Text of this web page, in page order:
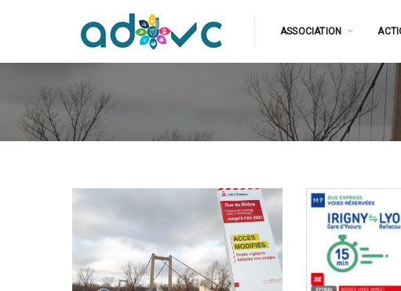
ASSOCIATION